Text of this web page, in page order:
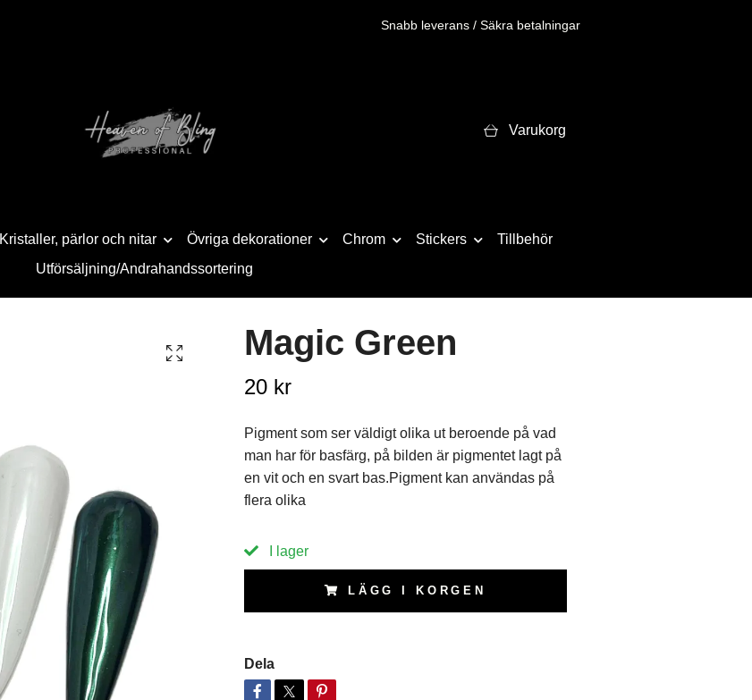
Snabb leverans / Säkra betalningar
Varukorg
Kristaller, pärlor och nitar Övriga dekorationer Chrom Stickers
Tillbehör
Utförsäljning/Andrahandssortering
Magic Green
20 kr
Pigment som ser väldigt olika ut beroende på vad
man har för basfärg, på bilden är pigmentet lagt på
en vit och en svart bas.Pigment kan användas på
flera olika
I lager
LÄGG I KORGEN
Dela